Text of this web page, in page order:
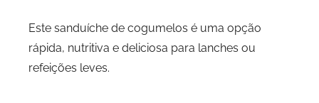
Este sanduíche de cogumelos é uma opção
rápida, nutritiva e deliciosa para lanches ou
refeições leves.